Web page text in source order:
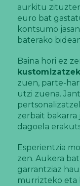
aurkitu
euro bat
kontsumo
baterako
Baina hori ez
zuen, parte-
utzi zuena.
zerbait bakarra
dagoela
Esperientzia
zen. Aukera
garrantziaz
murrizteko eta